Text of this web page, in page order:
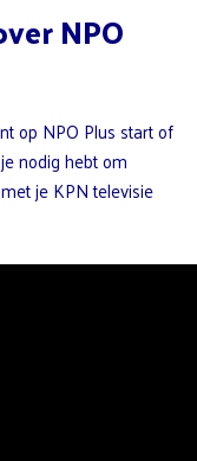
NPO
op NPO Plus start of
nodig hebt om
je KPN televisie